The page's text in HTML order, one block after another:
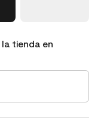
tienda en